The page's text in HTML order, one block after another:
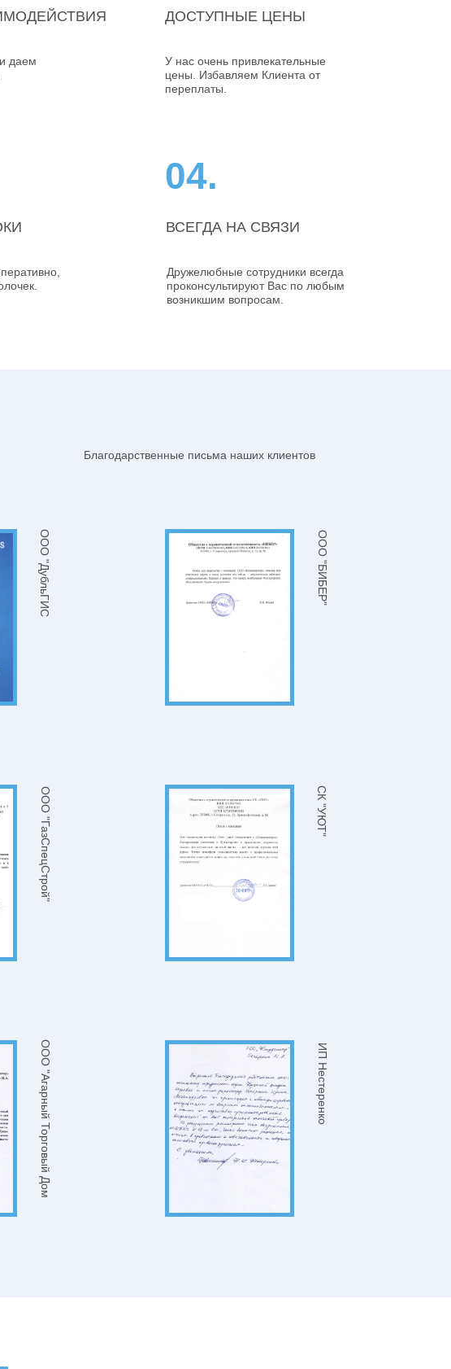
даем
ДОСТУПНЫЕ ЦЕНЫ
У нас очень привлекательные
цены. Избавляем Клиента от
переплаты.
04.
ВСЕГДА НА СВЯЗИ
Дружелюбные сотрудники всегда
проконсультируют Вас по любым
возникшим вопросам.
СК "УЮТ"
Благодарственные письма наших клиентов
ООО "ДубльГИС
ООО "Агарный Торговый Дом
ООО "БИБЕР"
ООО "ГазСпецСтрой"
ИП Нестеренко